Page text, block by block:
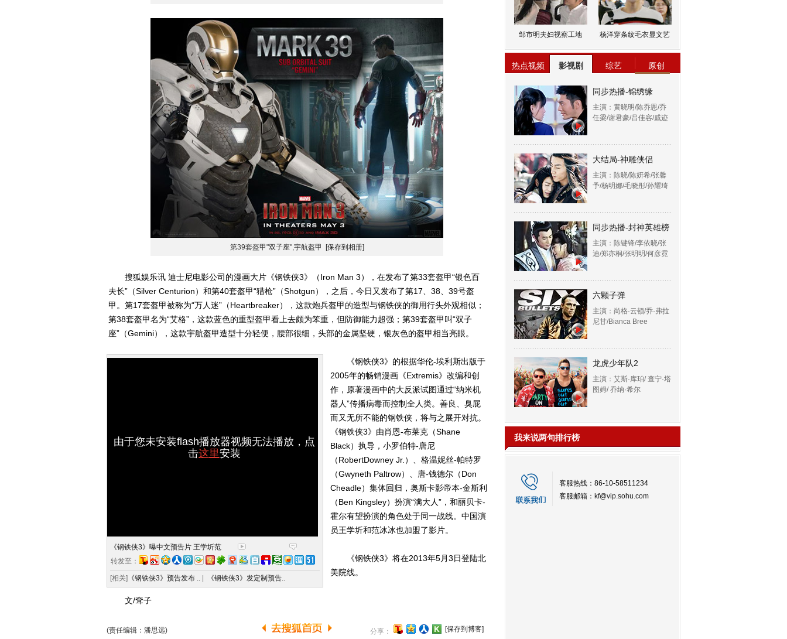
第39套盔甲"双子座",宇航盔甲 [保存到相册]
搜狐娱乐讯 迪士尼电影公司的漫画大片《钢铁侠3》（Iron Man 3），在发布了第33套盔甲“银色百
夫长”（Silver Centurion）和第40套盔甲“猎枪”（Shotgun），之后，今日又发布了第17、38、39号盔
甲。第17套盔甲被称为“万人迷”（Heartbreaker），这款炮兵盔甲的造型与钢铁侠的御用行头外观相似；
第38套盔甲名为“艾格”，这款蓝色的重型盔甲看上去颇为笨重，但防御能力超强；第39套盔甲叫“双子
座”（Gemini），这款宇航盔甲造型十分轻便，腰部很细，头部的金属坚硬，银灰色的盔甲相当亮眼。
由于您未安装flash播放器视频无法播放，点
击这里安装
《钢铁侠3》曝中文预告片 王学圻范
转发至：
[相关] 《钢铁侠3》预告发布 .. 《钢铁侠3》发定制预告..
《钢铁侠3》的根据华伦-埃利斯出版于
2005年的畅销漫画《Extremis》改编和创
作，原著漫画中的大反派试图通过“纳米机
器人”传播病毒而控制全人类。善良、臭屁
而又无所不能的钢铁侠，将与之展开对抗。
《钢铁侠3》由肖恩-布莱克（Shane
Black）执导，小罗伯特-唐尼
（RobertDowney Jr.）、格温妮丝-帕特罗
（Gwyneth Paltrow）、唐-钱德尔（Don
Cheadle）集体回归，奥斯卡影帝本-金斯利
（Ben Kingsley）扮演“满大人”，和丽贝卡-
霍尔有望扮演的角色处于同一战线。中国演
员王学圻和范冰冰也加盟了影片。
《钢铁侠3》将在2013年5月3日登陆北
美院线。
文/耷子
(责任编辑：潘思远) 分享： [保存到博客]
邹市明夫妇视察工地 杨洋穿条纹毛衣显文艺
热点视频 影视剧 综艺 原创
同步热播-锦绣缘
主演：黄晓明/陈乔恩/乔
任梁/谢君豪/吕佳容/戚迹
大结局-神雕侠侣
主演：陈晓/陈妍希/张馨
予/杨明娜/毛晓彤/孙耀琦
同步热播-封神英雄榜
主演：陈键锋/李依晓/张
迪/郑亦桐/张明明/何彦霓
六颗子弹
主演：尚格·云顿/乔·弗拉
尼甘/Bianca Bree
龙虎少年队2
主演：艾斯·库珀/ 查宁·塔
图姆/ 乔纳·希尔
我来说两句排行榜
客服热线：86-10-58511234
客服邮箱： kf@vip.sohu.com